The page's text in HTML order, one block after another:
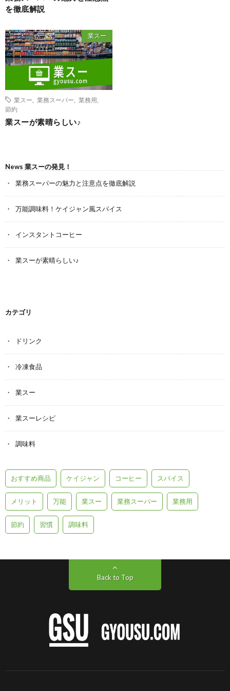
を徹底解説
業スー
業スー 業務スーパー 業務用
節約
業スーが素晴らしい♪
News 業スーの発見！
業務スーパーの魅力と注意点を徹底解説
万能調味料！ケイジャン風スパイス
インスタントコーヒー
業スーが素晴らしい♪
カテゴリ
ドリンク
冷凍食品
業スー
業スーレシピ
調味料
おすすめ商品 ケイジャン コーヒー スパイス
メリット 万能 業スー 業務スーパー 業務用
節約 習慣 調味料
Back to Top